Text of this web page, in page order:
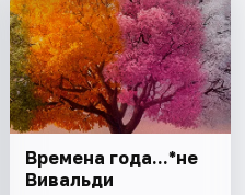
Времена года...*не
Вивальди